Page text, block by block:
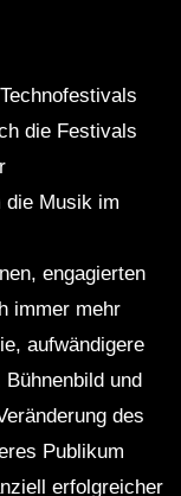
die Festivals
die Musik im
engagierten
immer mehr
aufwändigere
und
des
Publikum
erfolgreicher